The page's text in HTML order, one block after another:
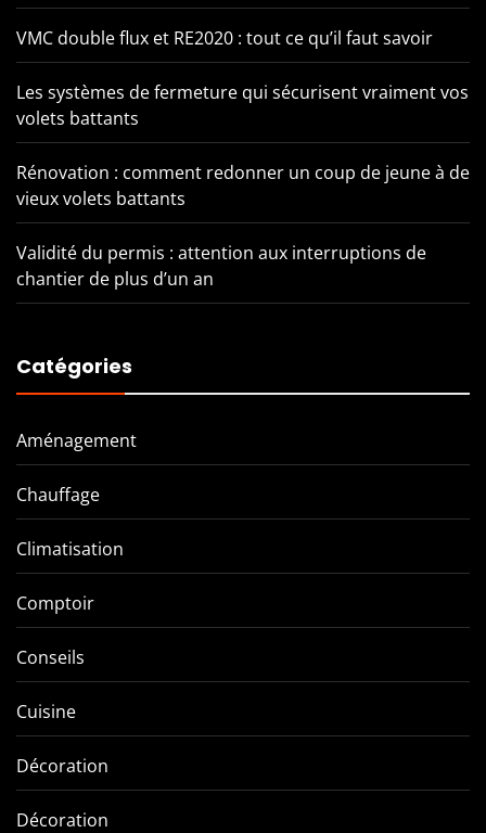
VMC double flux et RE2020 : tout ce qu’il faut savoir
Les systèmes de fermeture qui sécurisent vraiment vos
volets battants
Rénovation : comment redonner un coup de jeune à de
vieux volets battants
Validité du permis : attention aux interruptions de
chantier de plus d’un an
Catégories
Aménagement
Chauffage
Climatisation
Comptoir
Conseils
Cuisine
Décoration
Décoration